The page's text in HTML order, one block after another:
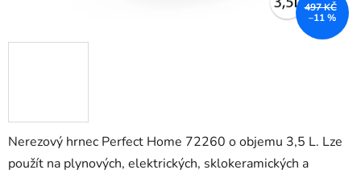
Nerezový hrnec Perfect Home 72260 o objemu 3,5 L. Lze
použít na plynových, elektrických, sklokeramických a
497 KČ
–11 %